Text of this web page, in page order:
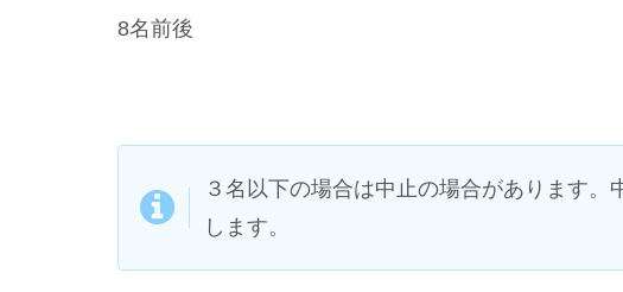
8名前後
３名以下の場合は中止の場合があります
します。